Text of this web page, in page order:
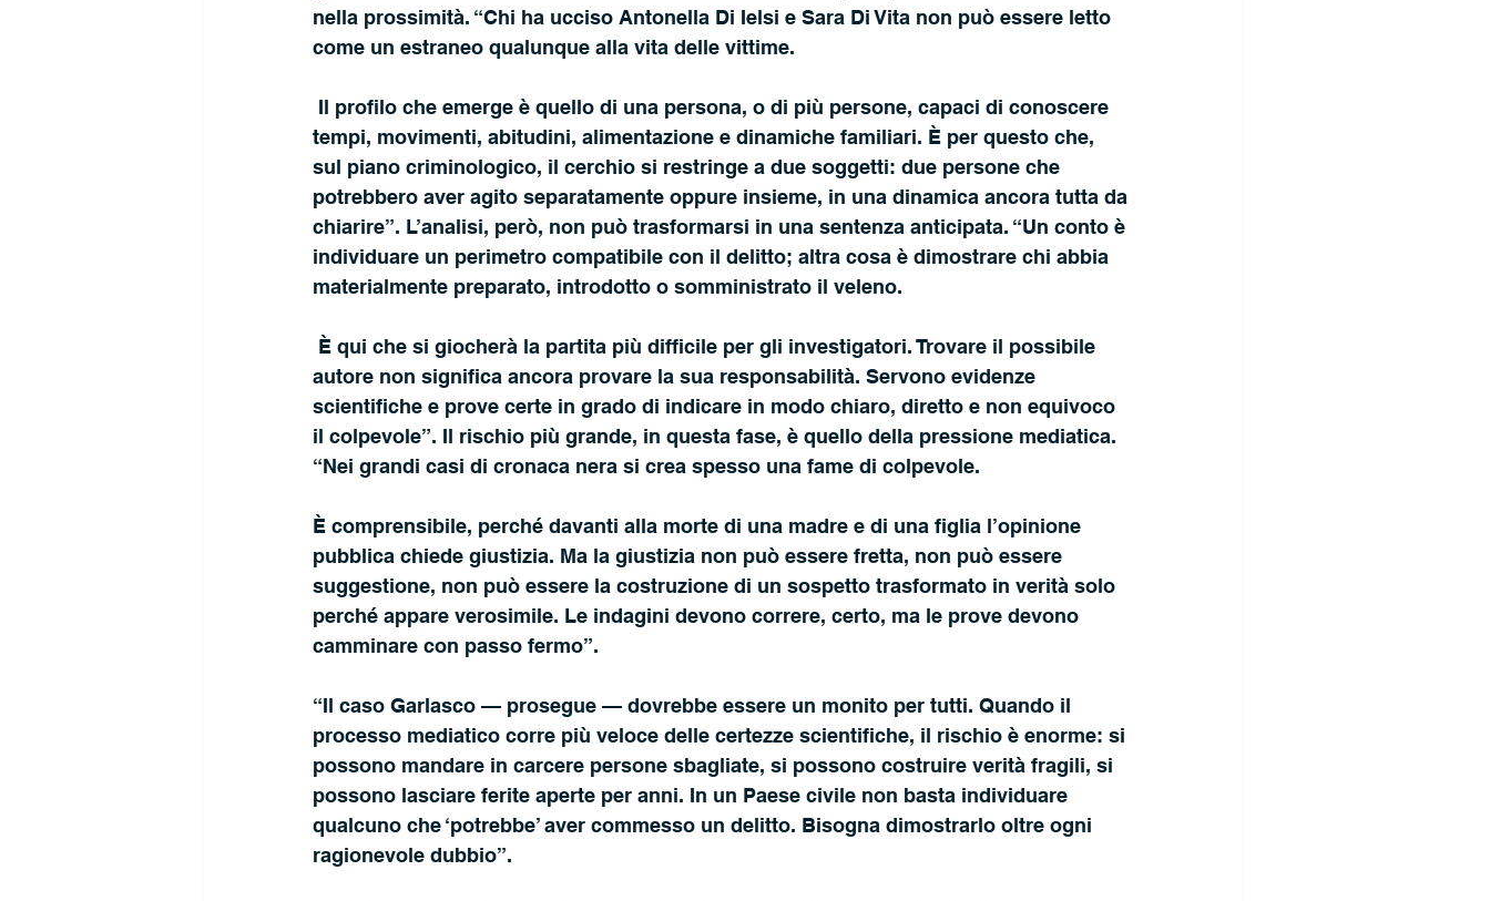
nella prossimità. “Chi ha ucciso Antonella Di Ielsi e Sara Di Vita non può essere letto
come un estraneo qualunque alla vita delle vittime.
tempi, movimenti, abitudini, alimentazione e dinamiche familiari. È per questo che,
sul piano criminologico, il cerchio si restringe a due soggetti: due persone che
potrebbero aver agito separatamente oppure insieme, in una dinamica ancora tutta da
chiarire”. L’analisi, però, non può trasformarsi in una sentenza anticipata. “Un conto è
individuare un perimetro compatibile con il delitto; altra cosa è dimostrare chi abbia
materialmente preparato, introdotto o somministrato il veleno.
autore non significa ancora provare la sua responsabilità. Servono evidenze
scientifiche e prove certe in grado di indicare in modo chiaro, diretto e non equivoco
il colpevole”. Il rischio più grande, in questa fase, è quello della pressione mediatica.
“Nei grandi casi di cronaca nera si crea spesso una fame di colpevole.
È comprensibile, perché davanti alla morte di una madre e di una figlia l’opinione
pubblica chiede giustizia. Ma la giustizia non può essere fretta, non può essere
suggestione, non può essere la costruzione di un sospetto trasformato in verità solo
perché appare verosimile. Le indagini devono correre, certo, ma le prove devono
camminare con passo fermo”.
“Il caso Garlasco — prosegue — dovrebbe essere un monito per tutti. Quando il
processo mediatico corre più veloce delle certezze scientifiche, il rischio è enorme: si
possono mandare in carcere persone sbagliate, si possono costruire verità fragili, si
possono lasciare ferite aperte per anni. In un Paese civile non basta individuare
qualcuno che ‘potrebbe’ aver commesso un delitto. Bisogna dimostrarlo oltre ogni
ragionevole dubbio”.